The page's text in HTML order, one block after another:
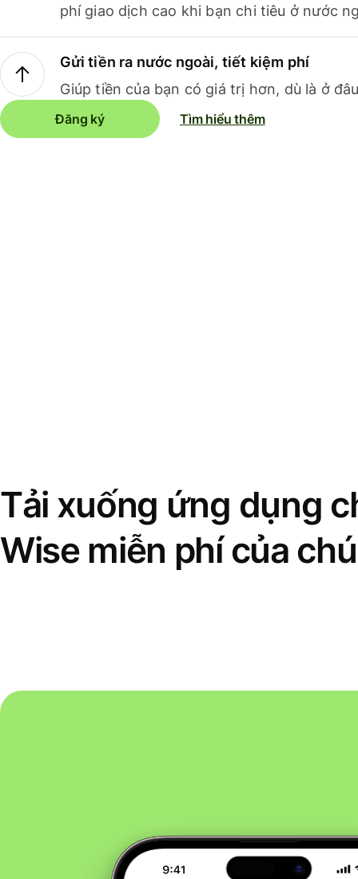
phí giao dịch cao khi bạn chi tiêu ở nước
Gửi tiền ra nước ngoài, tiết kiệm phí
Giúp tiền của bạn có giá trị hơn, dù là ở
Đăng ký Tìm hiểu thêm
Tải xuống ứng dụng
Wise miễn phí của